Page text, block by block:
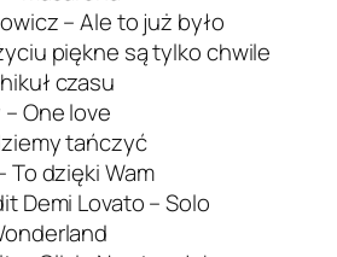
– Ale to już było
piękne są tylko chwile
czasu
One love
tańczyć
To dzięki Wam
Demi Lovato – Solo